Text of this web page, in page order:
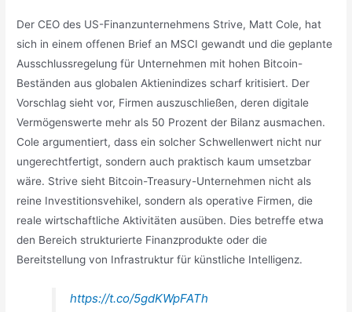
Der CEO des US-Finanzunternehmens Strive, Matt Cole, hat
sich in einem offenen Brief an MSCI gewandt und die geplante
Ausschlussregelung für Unternehmen mit hohen Bitcoin-
Beständen aus globalen Aktienindizes scharf kritisiert. Der
Vorschlag sieht vor, Firmen auszuschließen, deren digitale
Vermögenswerte mehr als 50 Prozent der Bilanz ausmachen.
Cole argumentiert, dass ein solcher Schwellenwert nicht nur
ungerechtfertigt, sondern auch praktisch kaum umsetzbar
wäre. Strive sieht Bitcoin-Treasury-Unternehmen nicht als
reine Investitionsvehikel, sondern als operative Firmen, die
reale wirtschaftliche Aktivitäten ausüben. Dies betreffe etwa
den Bereich strukturierte Finanzprodukte oder die
Bereitstellung von Infrastruktur für künstliche Intelligenz.
https://t.co/5gdKWpFATh